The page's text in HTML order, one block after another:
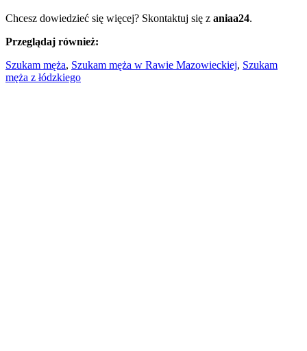
Chcesz dowiedzieć się więcej? Skontaktuj się z aniaa24.
Przeglądaj również:
Szukam męża, Szukam męża w Rawie Mazowieckiej, Szukam
męża z łódzkiego